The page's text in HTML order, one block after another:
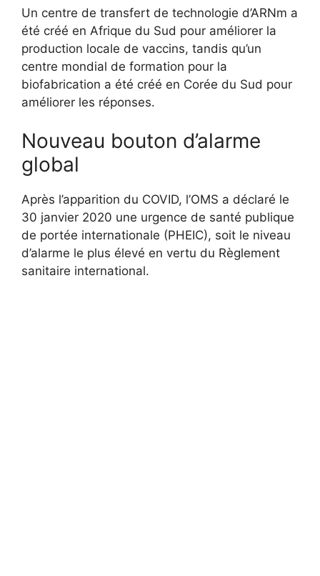
Un centre de transfert de technologie d’ARNm a
été créé en Afrique du Sud pour améliorer la
production locale de vaccins, tandis qu’un
centre mondial de formation pour la
biofabrication a été créé en Corée du Sud pour
améliorer les réponses.
Nouveau bouton d’alarme
global
Après l’apparition du COVID, l’OMS a déclaré le
30 janvier 2020 une urgence de santé publique
de portée internationale (PHEIC), soit le niveau
d’alarme le plus élevé en vertu du Règlement
sanitaire international.